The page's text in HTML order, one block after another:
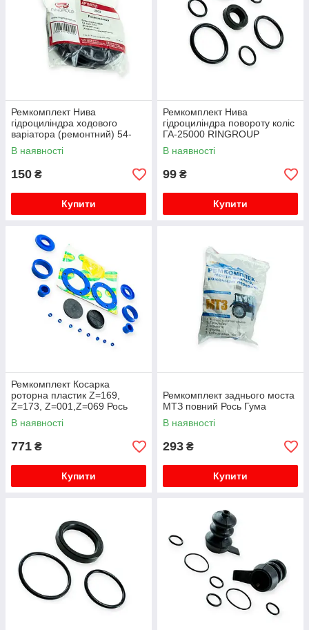
Ремкомплект Нива
гідроциліндра ходового
варіатора (ремонтний) 54-
154-3, 01 RINGROUP
В наявності
150 ₴
Купити
Ремкомплект Нива
гідроциліндра повороту коліс
ГА-25000 RINGROUP
В наявності
99 ₴
Купити
Ремкомплект Косарка
роторна пластик Z=169,
Z=173, Z=001,Z=069 Рось
Гума
В наявності
771 ₴
Купити
Ремкомплект заднього моста
МТЗ повний Рось Гума
В наявності
293 ₴
Купити